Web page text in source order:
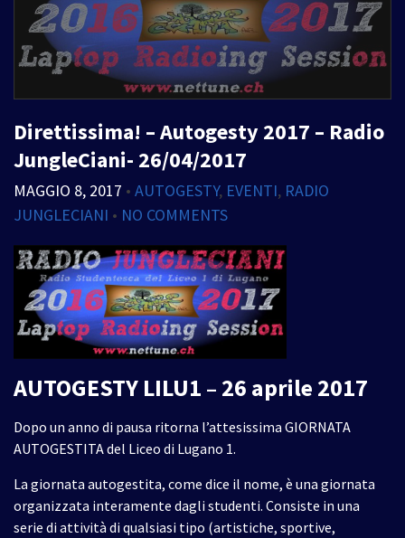
Direttissima! – Autogesty 2017 – Radio
JungleCiani- 26/04/2017
MAGGIO 8, 2017 • AUTOGESTY, EVENTI, RADIO
JUNGLECIANI • NO COMMENTS
AUTOGESTY LILU1 – 26 aprile 2017
Dopo un anno di pausa ritorna l’attesissima GIORNATA
AUTOGESTITA del Liceo di Lugano 1.
La giornata autogestita, come dice il nome, è una giornata
organizzata interamente dagli studenti. Consiste in una
serie di attività di qualsiasi tipo (artistiche, sportive,